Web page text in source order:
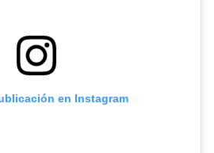
en Instagram